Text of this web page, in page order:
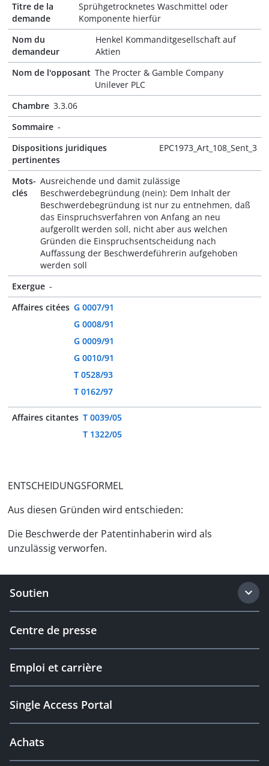
Titre de la
demande
Sprühgetrocknetes Waschmittel oder
Komponente hierfür
Nom du
demandeur
Henkel Kommanditgesellschaft auf
Aktien
Nom de l'opposant The Procter & Gamble Company
Unilever PLC
Chambre 3.3.06
Sommaire -
Dispositions juridiques
pertinentes
EPC1973_Art_108_Sent_3
Mots-
clés
Ausreichende und damit zulässige
Beschwerdebegründung (nein): Dem Inhalt der
Beschwerdebegründung ist nur zu entnehmen, daß
das Einspruchsverfahren von Anfang an neu
aufgerollt werden soll, nicht aber aus welchen
Gründen die Einspruchsentscheidung nach
Auffassung der Beschwerdeführerin aufgehoben
werden soll
Exergue -
Affaires citées G 0007/91
G 0008/91
G 0009/91
G 0010/91
T 0528/93
T 0162/97
Affaires citantes T 0039/05
T 1322/05
ENTSCHEIDUNGSFORMEL
Aus diesen Gründen wird entschieden:
Die Beschwerde der Patentinhaberin wird als
unzulässig verworfen.
Soutien
Centre de presse
Emploi et carrière
Single Access Portal
Achats